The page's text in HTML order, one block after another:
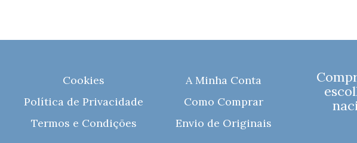
Cookies
Política de Privacidade
Termos e Condições
A Minha Conta
Como Comprar
Envio de Originais